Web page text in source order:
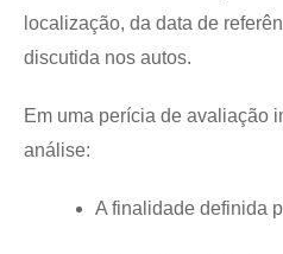
localização, da data de
discutida nos autos.
Em uma perícia de avaliação
análise:
A finalidade definida